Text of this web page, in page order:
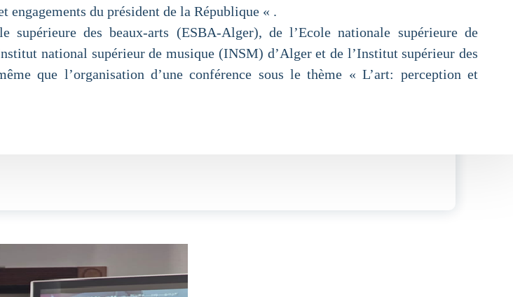
du président de la République « .
des beaux-arts (ESBA-Alger), de l’Ecole nationale supérieure de
national supérieur de musique (INSM) d’Alger et de l’Institut supérieur des
que l’organisation d’une conférence sous le thème « L’art: perception et